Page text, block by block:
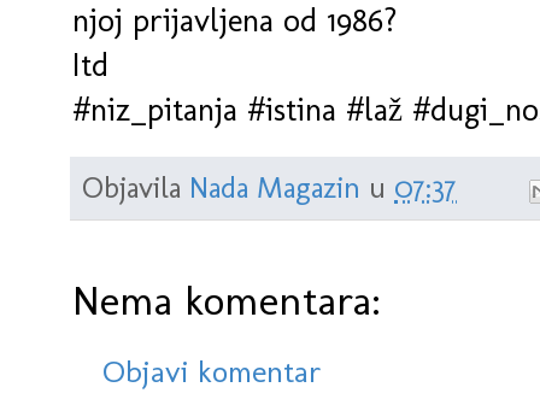
njoj prijavljena od 1986?
Itd
#niz_pitanja #istina #laž
Objavila Nada Magazin u 07:37
Nema komentara:
Objavi komentar